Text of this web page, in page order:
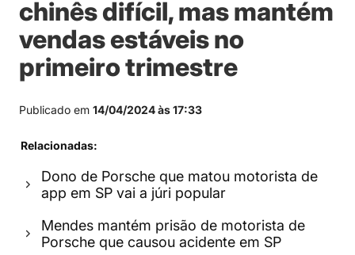
chinês difícil, mas mantém
vendas estáveis no
primeiro trimestre
Publicado em 14/04/2024 às 17:33
Relacionadas:
Dono de Porsche que matou motorista de
app em SP vai a júri popular
Mendes mantém prisão de motorista de
Porsche que causou acidente em SP